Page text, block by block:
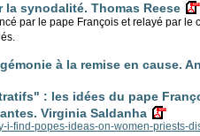
synodalité. Thomas Reese
par le pape François et relayé par le
à la remise en cause.
: les idées du pape
Virginia Saldanha
i-find-popes-ideas-on-women-priests-